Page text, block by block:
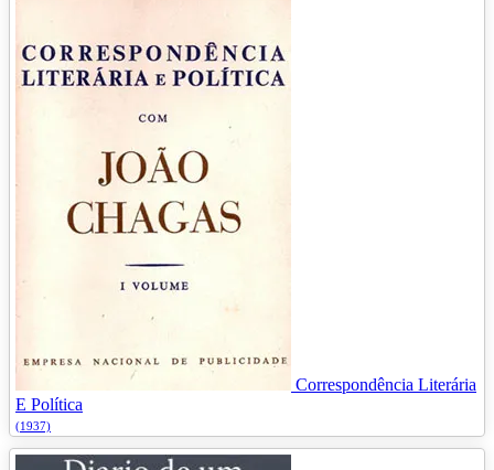
Correspondência Literária
E Política
(1937)